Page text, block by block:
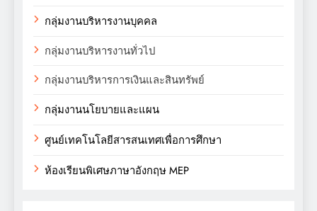
กลุ่มงานบริหารงานบุคคล
กลุ่มงานบริหารงานทั่วไป
กลุ่มงานบริหารการเงินและสินทรัพย์
กลุ่มงานนโยบายและแผน
ศูนย์เทคโนโลยีสารสนเทศเพื่อการศึกษา
ห้องเรียนพิเศษภาษาอังกฤษ MEP